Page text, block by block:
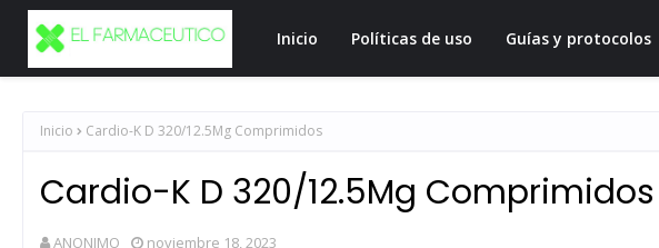
Inicio Políticas de uso Guías y protocolos
Inicio Cardio-K D 320/12.5Mg Comprimidos
Cardio-K D 320/12.5Mg Comprimidos
ANONIMO noviembre 18, 2023